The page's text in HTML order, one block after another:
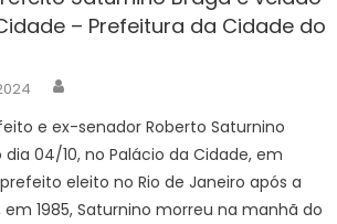
– Prefeitura da Cidade do
e ex-senador Roberto Saturnino
04/10, no Palácio da Cidade, em
eleito no Rio de Janeiro após a
1985, Saturnino morreu na manhã do